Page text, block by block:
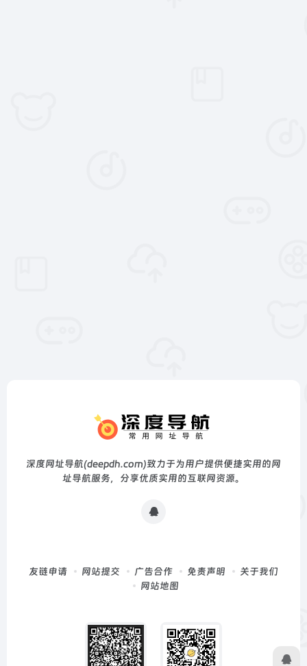
深度网址导航(deepdh.com)致力于为用户提供便捷实用的网
址导航服务，分享优质实用的互联网资源。
友链申请 网站提交 广告合作 免责声明
关于我们
网站地图